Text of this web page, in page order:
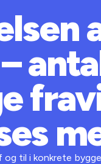
og til i konkrete